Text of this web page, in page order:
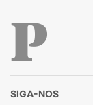
SIGA-NOS